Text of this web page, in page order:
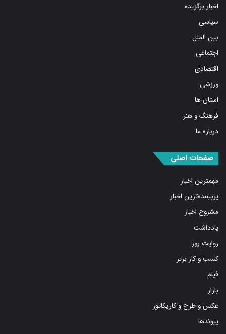
سیاسی
بین الملل
اجتماعی
اقتصادی
ورزشی
استان ها
فرهنگ و هنر
درباره ما
مهمترین اخبار
پربیننده‌ترین اخبار
مشروح اخبار
یادداشت
روایت روز
کسب و کار برتر
فیلم
بازار
عکس و طرح و کاریکاتور
پیوندها